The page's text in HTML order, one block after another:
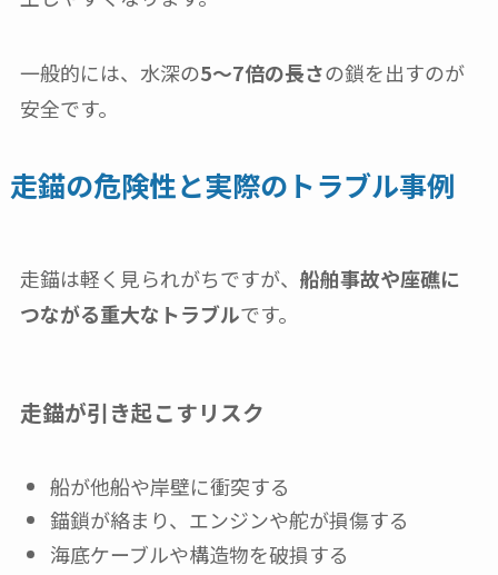
一般的には、水深の5〜7倍の長さの鎖を出すのが
安全です。
走錨の危険性と実際のトラブル事例
走錨は軽く見られがちですが、 船舶事故や座礁に
つながる重大なトラブルです。
走錨が引き起こすリスク
船が他船や岸壁に衝突する
錨鎖が絡まり、エンジンや舵が損傷する
海底ケーブルや構造物を破損する